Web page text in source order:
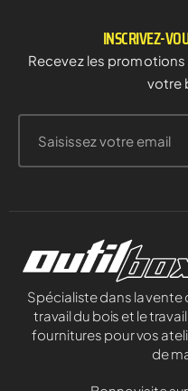
INSCRIVEZ-
Recevez les
votre
Spécialiste dans la
travail du bois et le
fournitures pour vos
de